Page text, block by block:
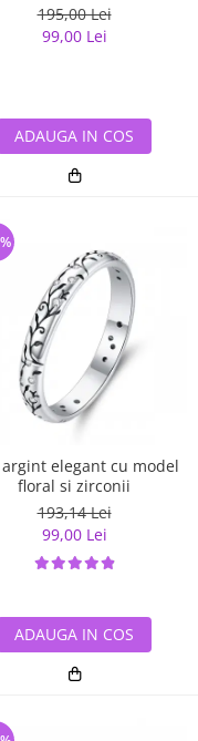
195,00 Lei
99,00 Lei
ADAUGA IN COS
elegant cu model
floral si zirconii
193,14 Lei
99,00 Lei
ADAUGA IN COS